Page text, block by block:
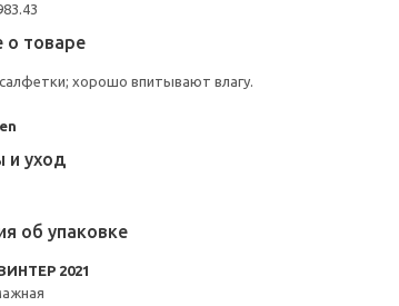
о товаре
хорошо впитывают влагу.
и уход
об упаковке
2021